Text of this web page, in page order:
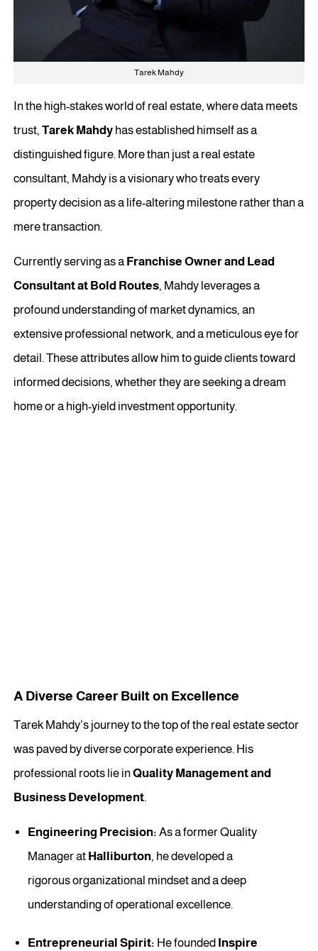
Tarek Mahdy
In the high-stakes world of real estate, where data meets
trust, Tarek Mahdyhas established himself as a
distinguished figure. More than just a real estate
consultant, Mahdy is a visionary who treats every
property decision as a life-altering milestone rather than a
mere transaction.
Currently serving as a Franchise Owner and Lead
Consultant at Bold Routes, Mahdy leverages a
profound understanding of market dynamics, an
extensive professional network, and a meticulous eye for
detail. These attributes allow him to guide clients toward
informed decisions, whether they are seeking a dream
home or a high-yield investment opportunity.
A Diverse Career Built on Excellence
Tarek Mahdy’s journey to the top of the real estate sector
was paved by diverse corporate experience. His
professional roots lie inQuality Management and
Business Development.
Engineering Precision: As a former Quality
Manager at Halliburton, he developed a
rigorous organizational mindset and a deep
understanding of operational excellence.
Entrepreneurial Spirit: He founded Inspire